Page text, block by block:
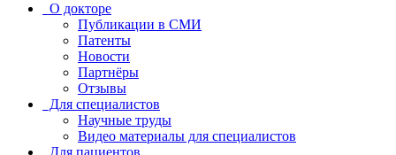
О докторе
Публикации в СМИ
Патенты
Новости
Партнёры
Отзывы
Для специалистов
Научные труды
Видео материалы для специалистов
Для пациентов